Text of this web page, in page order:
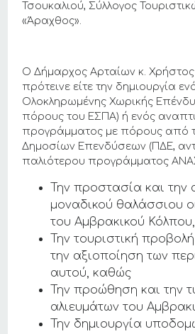
Τσουκαλιού, Σύλλογος
«Άραχθος».
Ο Δήμαρχος Αρταίων κ. Χρήστος
πρότεινε είτε την δημιουργία
Ολοκληρωμένης Χωρικής
πόρους του ΕΣΠΑ) ή ενός
προγράμματος με πόρους από
Δημοσίων Επενδύσεων (ΠΔΕ,
παλιότερου προγράμματος
Την προστασία και την
μοναδικού θαλάσσιου
του Αμβρακικού Κόλπου,
Την τουριστική
την αξιοποίηση των
αυτού, καθώς
Την προώθηση και την
αλιευμάτων του
Την δημιουργία